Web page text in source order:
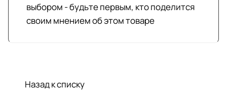
выбором - будьте первым, кто поделится
своим мнением об этом товаре
Назад к списку